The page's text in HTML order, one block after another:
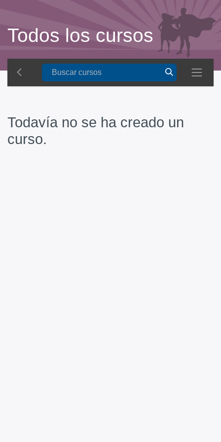
Todos los cursos
Todavía no se ha creado un
curso.